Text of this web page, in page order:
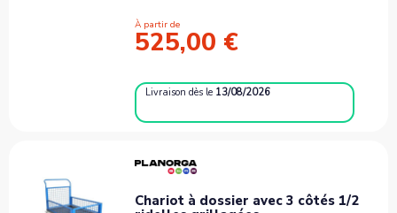
À partir de
525,00 €
Livraisondès le 13/08/2026
Chariot à dossier avec 3 côtés 1/2